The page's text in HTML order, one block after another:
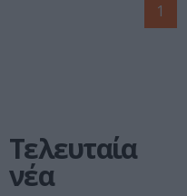
1
Τελευταία
νέα